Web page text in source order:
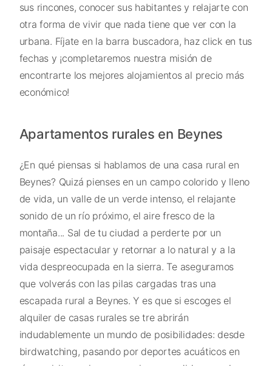
sus rincones, conocer sus habitantes y relajarte con
otra forma de vivir que nada tiene que ver con la
urbana. Fíjate en la barra buscadora, haz click en tus
fechas y ¡completaremos nuestra misión de
encontrarte los mejores alojamientos al precio más
económico!
Apartamentos rurales en Beynes
¿En qué piensas si hablamos de una casa rural en
Beynes? Quizá pienses en un campo colorido y lleno
de vida, un valle de un verde intenso, el relajante
sonido de un río próximo, el aire fresco de la
montaña... Sal de tu ciudad a perderte por un
paisaje espectacular y retornar a lo natural y a la
vida despreocupada en la sierra. Te aseguramos
que volverás con las pilas cargadas tras una
escapada rural a Beynes. Y es que si escoges el
alquiler de casas rurales se tre abrirán
indudablemente un mundo de posibilidades: desde
birdwatching, pasando por deportes acuáticos en